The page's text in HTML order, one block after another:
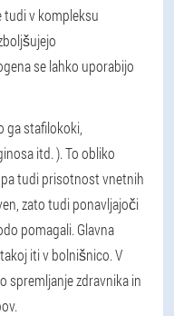
tudi v kompleksu
se lahko uporabijo
stafilokoki,
itd. ). To obliko
tudi prisotnost vnetnih
zato tudi ponavljajoči
pomagali. Glavna
iti v bolnišnico. V
spremljanje zdravnika in